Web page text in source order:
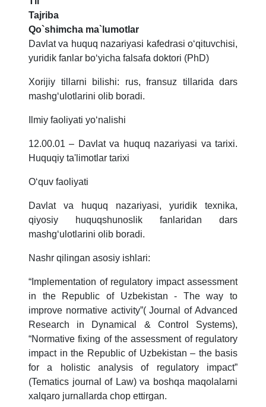
Tajriba
Qo`shimcha ma`lumotlar
Davlat va huquq nazariyasi kafedrasi o‘qituvchisi,
yuridik fanlar bo‘yicha falsafa doktori (PhD)
Xorijiy tillarni bilishi: rus, fransuz tillarida dars
mashg‘ulotlarini olib boradi.
Ilmiy faoliyati yo‘nalishi
12.00.01 – Davlat va huquq nazariyasi va tarixi.
Huquqiy ta'limotlar tarixi
O‘quv faoliyati
Davlat va huquq nazariyasi, yuridik texnika,
qiyosiy huquqshunoslik fanlaridan dars
mashg‘ulotlarini olib boradi.
Nashr qilingan asosiy ishlari:
“Implementation of regulatory impact assessment
in the Republic of Uzbekistan - The way to
improve normative activity”( Journal of Advanced
Research in Dynamical & Control Systems),
“Normative fixing of the assessment of regulatory
impact in the Republic of Uzbekistan – the basis
for a holistic analysis of regulatory impact”
(Tematics journal of Law) va boshqa maqolalarni
xalqaro jurnallarda chop ettirgan.